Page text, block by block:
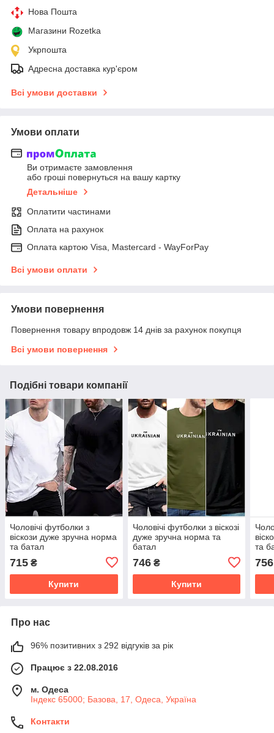
Нова Пошта
Магазини Rozetka
Укрпошта
Адресна доставка кур'єром
Всі умови доставки
Умови оплати
Ви отримаєте замовлення
або гроші повернуться на вашу картку
Детальніше
Оплатити частинами
Оплата на рахунок
Оплата картою Visa, Mastercard - WayForPay
Всі умови оплати
Умови повернення
Повернення товару впродовж 14 днів за рахунок покупця
Всі умови повернення
Подібні товари компанії
Чоловічі футболки з
віскози дуже зручна норма
та батал
715 ₴
Купити
Чоловічі футболки з віскозі
дуже зручна норма та
батал
746₴
Купити
та
756
Про нас
96% позитивних з 292 відгуків за рік
Працює з 22.08.2016
м. Одеса
Індекс 65000; Базова, 17, Одеса, Україна
Контакти